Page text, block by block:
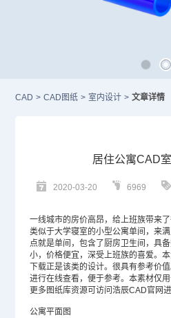
CAD > CAD图纸 > 室内设计 > 文章详情
居住公寓CAD
2020-03-20 6969
一线城市的房价高昂，给上班族带来
类似于大学寝室的小型公寓单间，来
点就是单间，包含了厨房卫生间，具
小，价格便宜，深受上班族的喜爱。
下载正是该类的设计。很具有参考价
进行在线查看，便于参考。本素材仅
更多图纸库资源可访问浩辰CAD官网
公寓平面图